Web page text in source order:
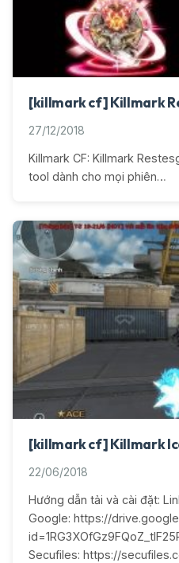
[killmark cf] Killmark
27/12/2018
Killmark CF: Killmark
tool dành cho mọi phiên…
[killmark cf] Killmark
22/06/2018
Hướng dẫn tải và cài đặt:
Google: https://
Secufiles: https://